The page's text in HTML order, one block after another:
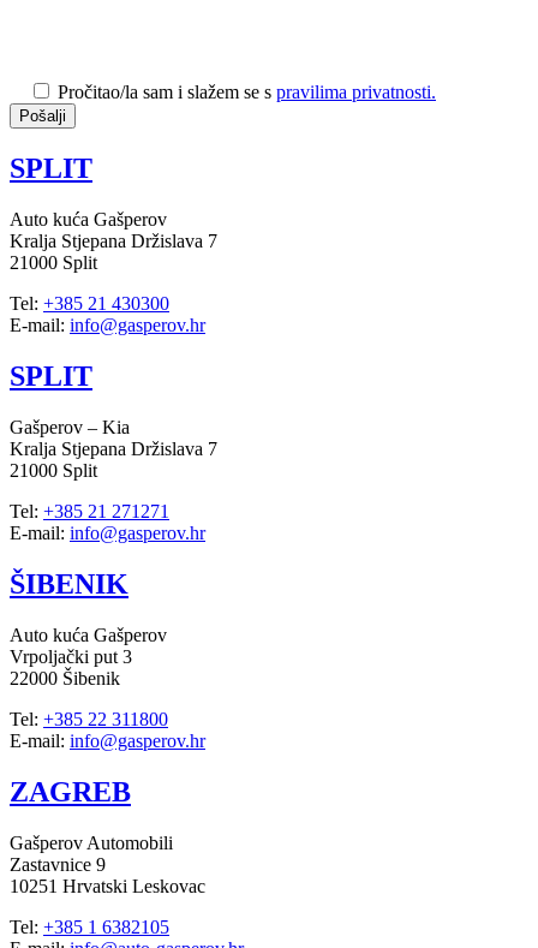
Pročitao/la sam i slažem se s pravilima privatnosti.
SPLIT
Auto kuća Gašperov
Kralja Stjepana Držislava 7
21000 Split
Tel: +385 21 430300
E-mail: info@gasperov.hr
SPLIT
Gašperov – Kia
Kralja Stjepana Držislava 7
21000 Split
Tel: +385 21 271271
E-mail: info@gasperov.hr
ŠIBENIK
Auto kuća Gašperov
Vrpoljački put 3
22000 Šibenik
Tel: +385 22 311800
E-mail: info@gasperov.hr
ZAGREB
Gašperov Automobili
Zastavnice 9
10251 Hrvatski Leskovac
Tel: +385 1 6382105